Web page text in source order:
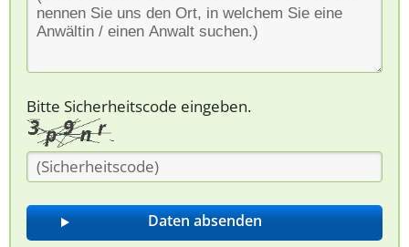
Bitte Sicherheitscode eingeben.